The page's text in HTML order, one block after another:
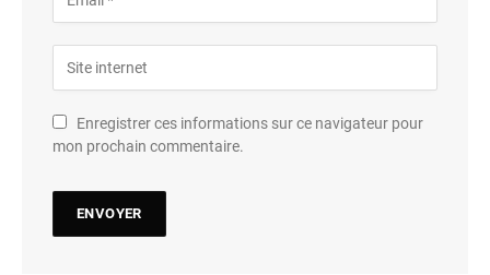
Enregistrer ces informations sur ce navigateur pour
mon prochain commentaire.